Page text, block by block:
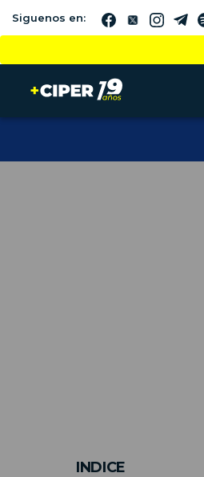
Siguenos en:
INDICE